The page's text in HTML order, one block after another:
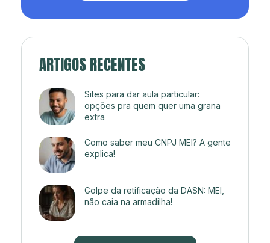
ARTIGOS RECENTES
Sites para dar aula particular:
opções pra quem quer uma grana
extra
Como saber meu CNPJ MEI? A gente
explica!
Golpe da retificação da DASN: MEI,
não caia na armadilha!